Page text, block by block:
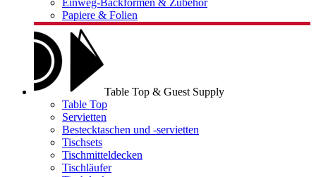
Einweg-Backformen & Zubehör
Papiere & Folien
Table Top & Guest Supply
Table Top
Servietten
Bestecktaschen und -servietten
Tischsets
Tischmitteldecken
Tischläufer